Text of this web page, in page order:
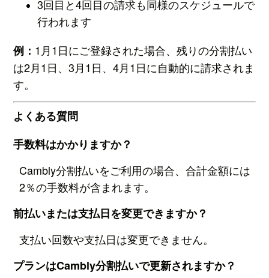
3回目と4回目の請求も同様のスケジュールで
行われます
例： 1月1日にご登録された場合、残りの分割払い
は2月1日、3月1日、4月1日に自動的に請求されま
す。
よくある質問
手数料はかかりますか？
Cambly分割払いをご利用の場合、合計金額には
2％の手数料が含まれます。
前払いまたは支払日を変更できますか？
支払い回数や支払日は変更できません。
プランはCambly分割払いで更新されますか？